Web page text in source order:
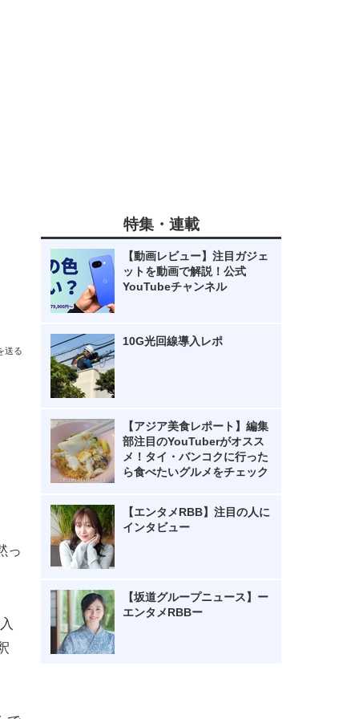
送る
っ
特集・連載
【動画レビュー】注目ガジェ
ットを動画で解説！公式
YouTubeチャンネル
10G光回線導入レポ
【アジア美食レポート】編集
部注目のYouTuberがオスス
メ！タイ・バンコクに行った
ら食べたいグルメをチェック
【エンタメRBB】注目の人に
インタビュー
【坂道グループニュース】ー
エンタメRBBー